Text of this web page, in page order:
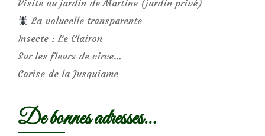
Visite au jardin de Martine (jardin privé)
La volucelle transparente
Insecte : Le Clairon
Sur les fleurs de circe…
Corise de la Jusquiame
De bonnes adresses…